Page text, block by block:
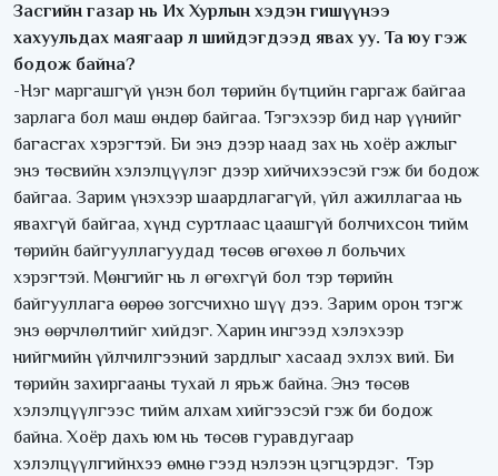
Засгийн газар нь Их Хурлын хэдэн гишүүнээ
хахуульдах маягаар л шийдэгдээд явах уу. Та юу гэж
бодож байна?
-Нэг маргашгүй үнэн бол төрийн бүтцийн гаргаж байгаа
зарлага бол маш өндөр байгаа. Тэгэхээр бид нар үүнийг
багасгах хэрэгтэй. Би энэ дээр наад зах нь хоёр ажлыг
энэ төсвийн хэлэлцүүлэг дээр хийчихээсэй гэж би бодож
байгаа. Зарим үнэхээр шаардлагагүй, үйл ажиллагаа нь
явахгүй байгаа, хүнд суртлаас цаашгүй болчихсон тийм
төрийн байгууллагуудад төсөв өгөхөө л больчих
хэрэгтэй. Мөнгийг нь л өгөхгүй бол тэр төрийн
байгууллага өөрөө зогсчихно шүү дээ. Зарим орон тэгж
энэ өөрчлөлтийг хийдэг. Харин ингээд хэлэхээр
нийгмийн үйлчилгээний зардлыг хасаад эхлэх вий. Би
төрийн захиргааны тухай л ярьж байна. Энэ төсөв
хэлэлцүүлгээс тийм алхам хийгээсэй гэж би бодож
байна. Хоёр дахь юм нь төсөв гуравдугаар
хэлэлцүүлгийнхээ өмнө гээд нэлээн цэгцэрдэг. Тэр